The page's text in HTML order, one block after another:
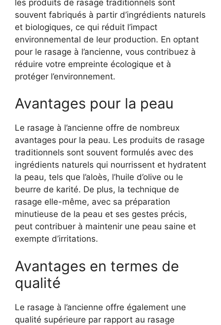
les produits de rasage traditionnels sont
souvent fabriqués à partir d’ingrédients naturels
et biologiques, ce qui réduit l’impact
environnemental de leur production. En optant
pour le rasage à l’ancienne, vous contribuez à
réduire votre empreinte écologique et à
protéger l’environnement.
Avantages pour la peau
Le rasage à l’ancienne offre de nombreux
avantages pour la peau. Les produits de rasage
traditionnels sont souvent formulés avec des
ingrédients naturels qui nourrissent et hydratent
la peau, tels que l’aloès, l’huile d’olive ou le
beurre de karité. De plus, la technique de
rasage elle-même, avec sa préparation
minutieuse de la peau et ses gestes précis,
peut contribuer à maintenir une peau saine et
exempte d’irritations.
Avantages en termes de
qualité
Le rasage à l’ancienne offre également une
qualité supérieure par rapport au rasage